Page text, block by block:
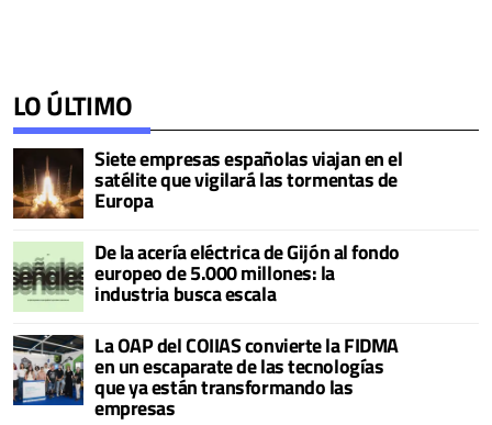
LO ÚLTIMO
Siete empresas españolas viajan en el
satélite que vigilará las tormentas de
Europa
De la acería eléctrica de Gijón al fondo
europeo de 5.000 millones: la
industria busca escala
La OAP del COIIAS convierte la FIDMA
en un escaparate de las tecnologías
que ya están transformando las
empresas